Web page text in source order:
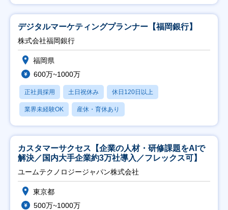
デジタルマーケティングプランナー【福岡銀行】
株式会社福岡銀行
福岡県
600万~1000万
正社員採用 土日祝休み 休日120日以上
業界未経験OK 産休・育休あり
カスタマーサクセス【企業の人材・研修課題をAIで
解決／国内大手企業約3万社導入／フレックス可】
ユームテクノロジージャパン株式会社
東京都
500万~1000万